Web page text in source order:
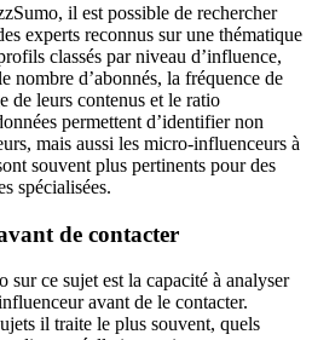
il est possible de rechercher
experts reconnus sur une thématique
classés par niveau d’influence,
nombre d’abonnés, la fréquence de
de leurs contenus et le ratio
permettent d’identifier non
mais aussi les micro-influenceurs à
souvent plus pertinents pour des
spécialisées.
de contacter
sur ce sujet est la capacité à analyser
avant de le contacter.
il traite le plus souvent, quels